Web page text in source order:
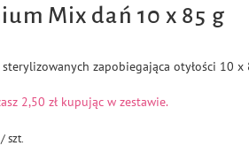
Mix dań 10 x 85 g
zapobiegająca otyłości 10 x
2,50 zł kupując w zestawie.
/szt.